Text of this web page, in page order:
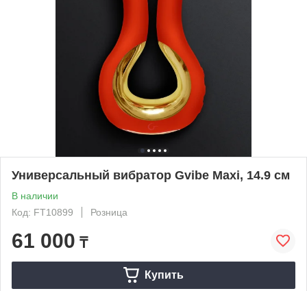
Универсальный вибратор Gvibe Maxi, 14.9 см
В наличии
Код: FT10899
Розница
61 000 ₸
Купить